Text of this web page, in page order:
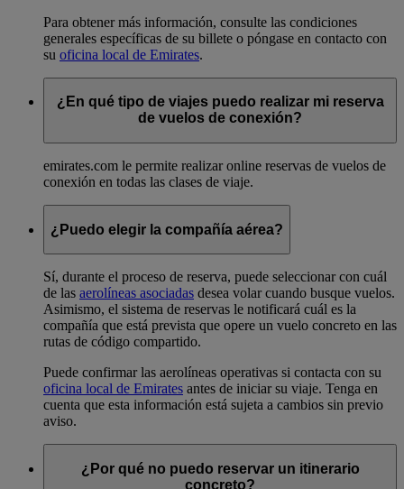
Para obtener más información, consulte las condiciones
generales específicas de su billete o póngase en contacto con
su oficina local de Emirates.
¿En qué tipo de viajes puedo realizar mi reserva
de vuelos de conexión?
emirates.com le permite realizar online reservas de vuelos de
conexión en todas las clases de viaje.
¿Puedo elegir la compañía aérea?
Sí, durante el proceso de reserva, puede seleccionar con cuál
de las aerolíneas asociadas desea volar cuando busque vuelos.
Asimismo, el sistema de reservas le notificará cuál es la
compañía que está prevista que opere un vuelo concreto en las
rutas de código compartido.
Puede confirmar las aerolíneas operativas si contacta con su
oficina local de Emirates antes de iniciar su viaje. Tenga en
cuenta que esta información está sujeta a cambios sin previo
aviso.
¿Por qué no puedo reservar un itinerario
concreto?